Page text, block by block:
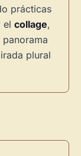
prácticas
el collage,
plural